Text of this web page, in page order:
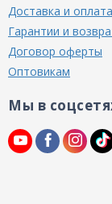
Доставка и оплата
Гарантии и
Договор оферты
Оптовикам
Мы в